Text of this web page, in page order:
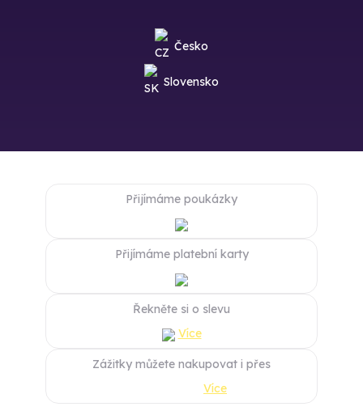
Česko
Slovensko
Přijímáme poukázky
Přijímáme platební karty
Řekněte si o slevu
Více
Zážitky můžete nakupovat i přes
Více